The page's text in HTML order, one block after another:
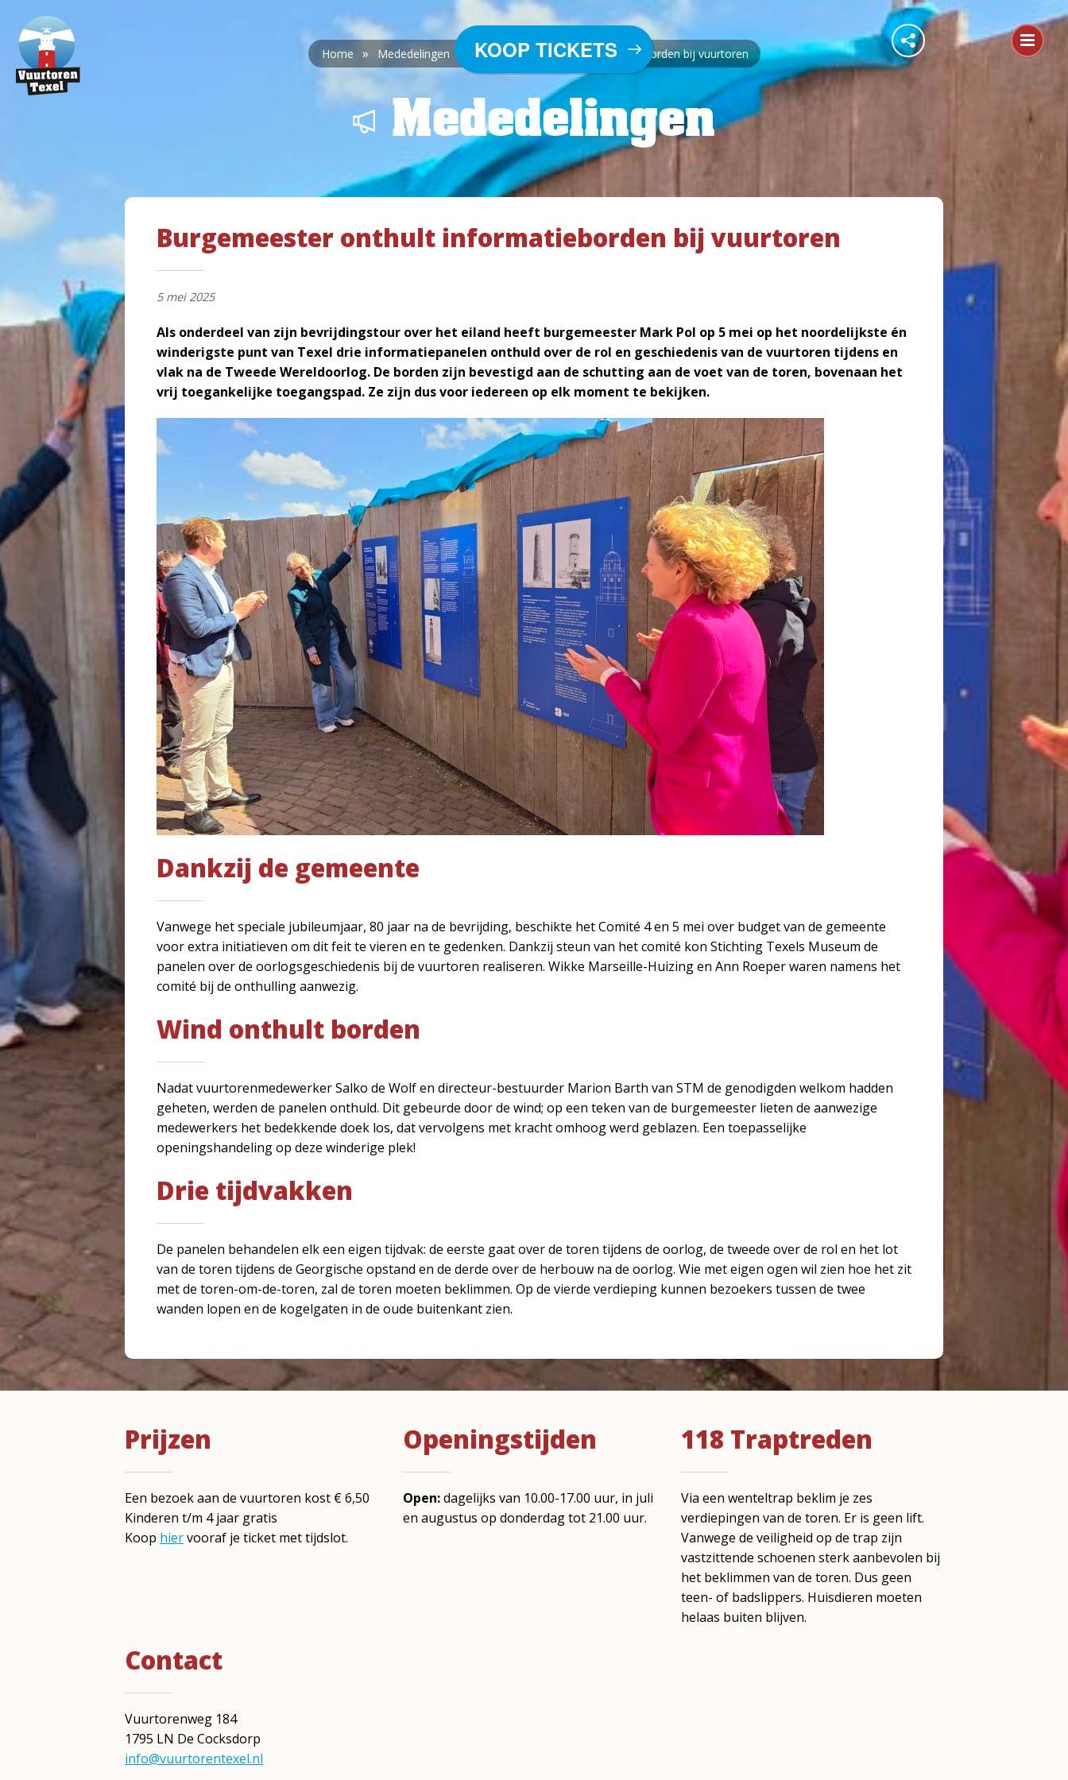
KOOP TICKETS
Home » Mededelingen » Burgemeester onthult informatieborden bij vuurtoren
Mededelingen
Burgemeester onthult informatieborden bij vuurtoren
5 mei 2025
Als onderdeel van zijn bevrijdingstour over het eiland heeft burgemeester Mark Pol op 5 mei op het noordelijkste én
winderigste punt van Texel drie informatiepanelen onthuld over de rol en geschiedenis van de vuurtoren tijdens en
vlak na de Tweede Wereldoorlog. De borden zijn bevestigd aan de schutting aan de voet van de toren, bovenaan het
vrij toegankelijke toegangspad. Ze zijn dus voor iedereen op elk moment te bekijken.
Dankzij de gemeente
Vanwege het speciale jubileumjaar, 80 jaar na de bevrijding, beschikte het Comité 4 en 5 mei over budget van de gemeente
voor extra initiatieven om dit feit te vieren en te gedenken. Dankzij steun van het comité kon Stichting Texels Museum de
panelen over de oorlogsgeschiedenis bij de vuurtoren realiseren. Wikke Marseille-Huizing en Ann Roeper waren namens het
comité bij de onthulling aanwezig.
Wind onthult borden
Nadat vuurtorenmedewerker Salko de Wolf en directeur-bestuurder Marion Barth van STM de genodigden welkom hadden
geheten, werden de panelen onthuld. Dit gebeurde door de wind; op een teken van de burgemeester lieten de aanwezige
medewerkers het bedekkende doek los, dat vervolgens met kracht omhoog werd geblazen. Een toepasselijke
openingshandeling op deze winderige plek!
Drie tijdvakken
De panelen behandelen elk een eigen tijdvak: de eerste gaat over de toren tijdens de oorlog, de tweede over de rol en het lot
van de toren tijdens de Georgische opstand en de derde over de herbouw na de oorlog. Wie met eigen ogen wil zien hoe het zit
met de toren-om-de-toren, zal de toren moeten beklimmen. Op de vierde verdieping kunnen bezoekers tussen de twee
wanden lopen en de kogelgaten in de oude buitenkant zien.
Prijzen
Een bezoek aan de vuurtoren kost € 6,50
Kinderen t/m 4 jaar gratis
Koop hiervooraf je ticket met tijdslot.
Openingstijden
Open:dagelijks van 10.00-17.00 uur, in juli
en augustus op donderdag tot 21.00 uur.
118 Traptreden
Via een wenteltrap beklim je zes
verdiepingen van de toren. Er is geen lift.
Vanwege de veiligheid op de trap zijn
vastzittende schoenen sterk aanbevolen bij
het beklimmen van de toren. Dus geen
teen- of badslippers. Huisdieren moeten
helaas buiten blijven.
Contact
Vuurtorenweg 184
1795 LN De Cocksdorp
info@vuurtorentexel.nl